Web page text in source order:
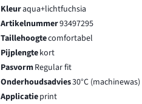
Kleuraqua+lichtfuchsia
Artikelnummer93497295
Taillehoogtecomfortabel
Pijplengtekort
PasvormRegular fit
Onderhoudsadvies30°C (machinewas)
Applicatieprint